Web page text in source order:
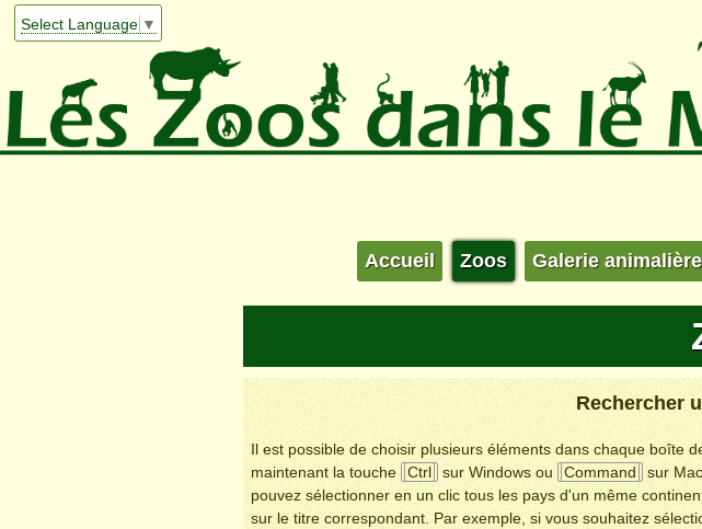
Select Language ▼
Accueil Zoos Galerie animalière
Rechercher
Il est possible de choisir plusieurs éléments dans chaque boîte
maintenant la touche
Ctrl sur Windows ou Command
sur
pouvez sélectionner en un clic tous les pays d'un même
sur le titre correspondant. Par exemple, si vous souhaitez